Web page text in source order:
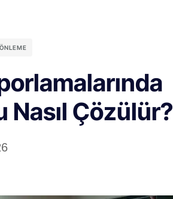
Çözülür?